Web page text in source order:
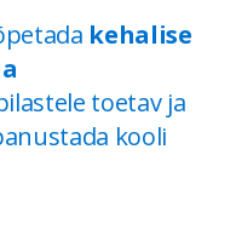
kehalise
toetav ja
kooli